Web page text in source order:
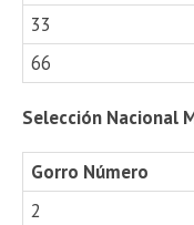
33
66
Selección Nacional
Gorro Número
2